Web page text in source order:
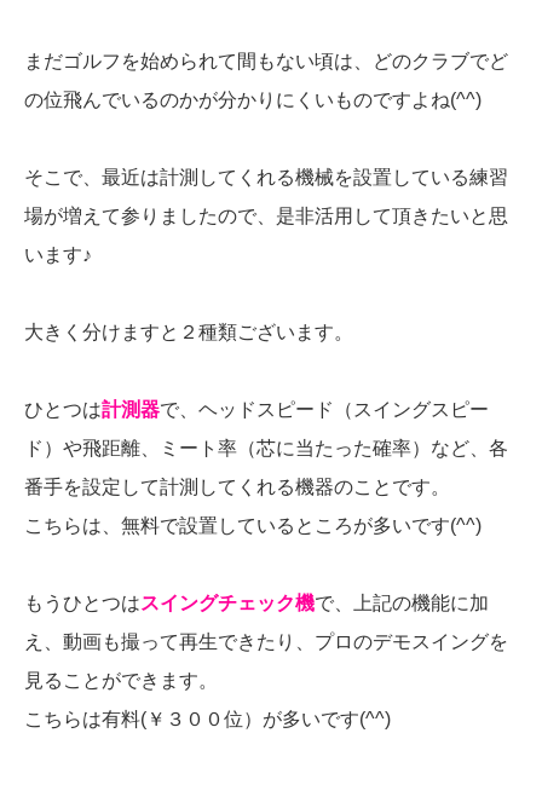
まだゴルフを始められて間もない頃は、どのクラブでど
の位飛んでいるのかが分かりにくいものですよね(^^)
そこで、最近は計測してくれる機械を設置している練習
場が増えて参りましたので、是非活用して頂きたいと思
います♪
大きく分けますと２種類ございます。
ひとつは計測器で、ヘッドスピード（スイングスピー
ド）や飛距離、ミート率（芯に当たった確率）など、各
番手を設定して計測してくれる機器のことです。
こちらは、無料で設置しているところが多いです(^^)
もうひとつはスイングチェック機で、上記の機能に加
え、動画も撮って再生できたり、プロのデモスイングを
見ることができます。
こちらは有料(￥３００位）が多いです(^^)